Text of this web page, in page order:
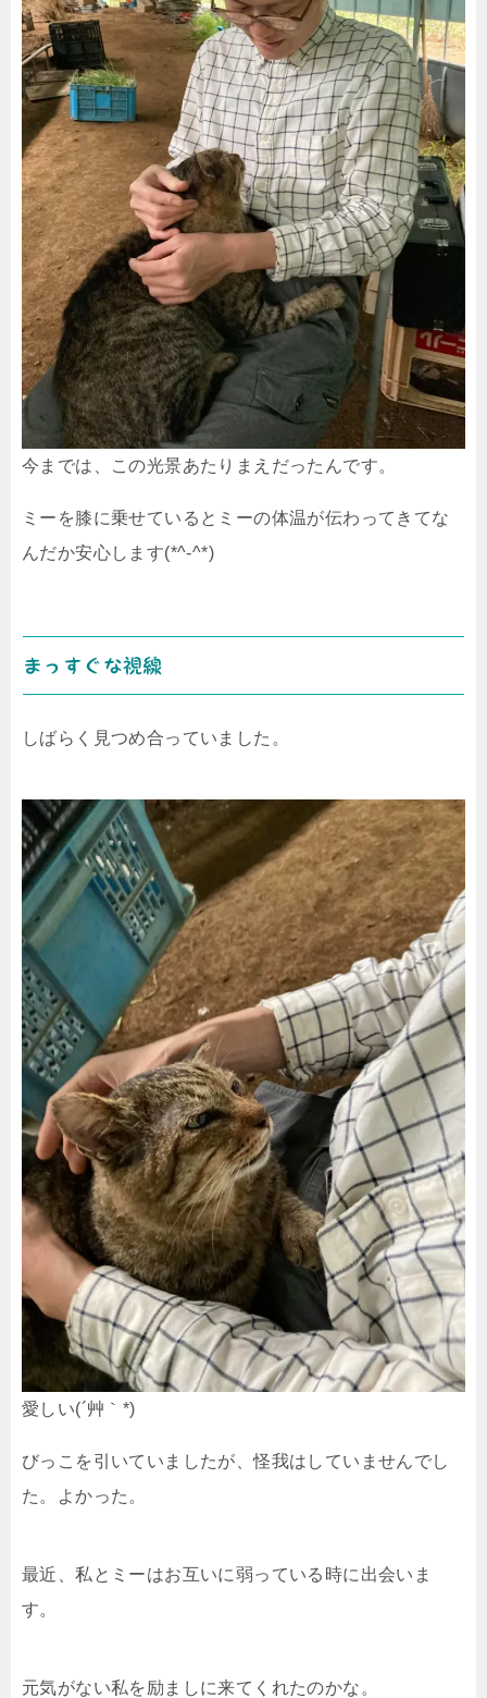
今までは、この光景あたりまえだったんです。
ミーを膝に乗せているとミーの体温が伝わってきてな
んだか安心します(*^-^*)
まっすぐな視線
しばらく見つめ合っていました。
愛しい(´艸｀*)
びっこを引いていましたが、怪我はしていませんでし
た。よかった。
最近、私とミーはお互いに弱っている時に出会いま
す。
元気がない私を励ましに来てくれたのかな。